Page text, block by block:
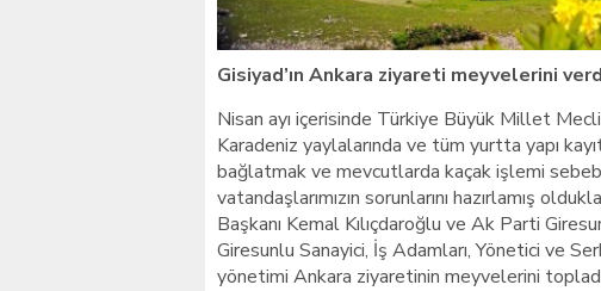
Gisiyad’ın Ankara ziyareti meyvelerini
Nisan ayı içerisinde Türkiye Büyük Millet
Karadeniz yaylalarında ve tüm yurtta yapı
bağlatmak ve mevcutlarda kaçak işlemi
vatandaşlarımızın sorunlarını hazırlamış
Başkanı Kemal Kılıçdaroğlu ve Ak Parti
Giresunlu Sanayici, İş Adamları, Yönetici ve
yönetimi Ankara ziyaretinin meyvelerini